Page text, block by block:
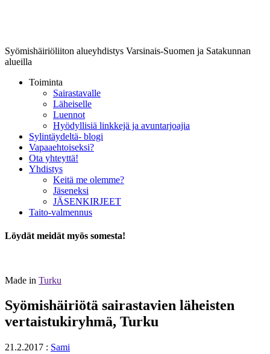
Syömishäiriöliiton alueyhdistys Varsinais-Suomen ja Satakunnan
alueilla
Toiminta
Sairastavalle
Läheiselle
Luennot
Hyödyllisiä linkkejä ja avuntarjoajia
Sylintäydeltä- blogi
Vapaaehtoiseksi?
Ota yhteyttä!
Yhdistys
Keitä me olemme?
Jäseneksi
JÄSENKIRJEET
Taito-valmennus
Löydät meidät myös somesta!
Made in Turku
Syömishäiriötä sairastavien läheisten
vertaistukiryhmä, Turku
21.2.2017 : Sami